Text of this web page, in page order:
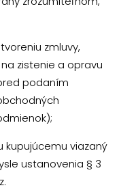
zmluvy,
zistenie a opravu
podaním
kupujúcemu viazaný
ustanovenia § 3